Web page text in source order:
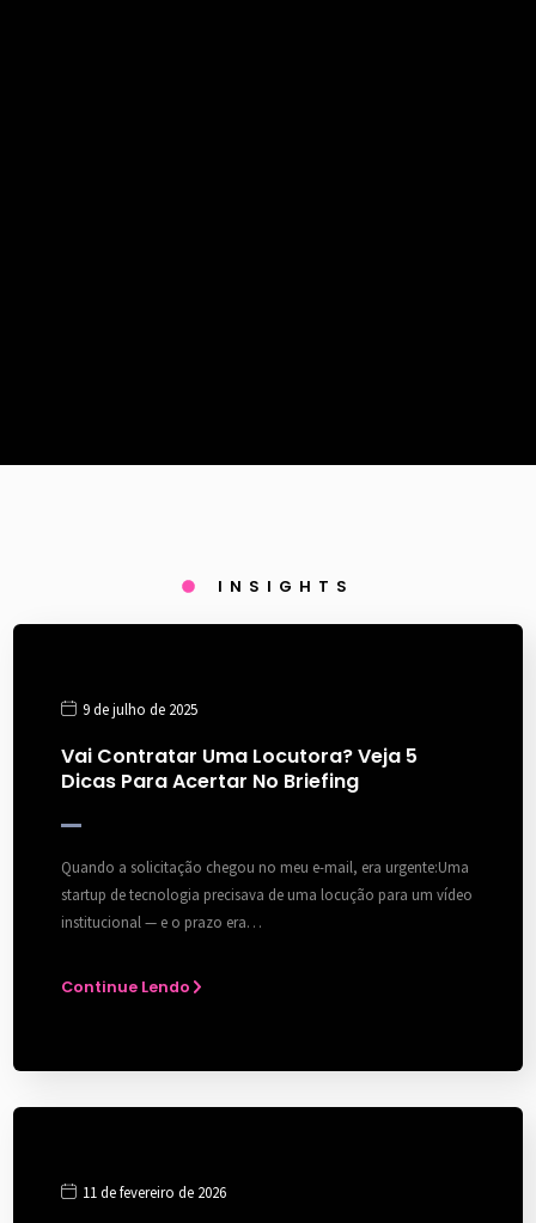
INSIGHTS
9 de julho de 2025
Vai Contratar Uma Locutora? Veja 5
Dicas Para Acertar No Briefing
Quando a solicitação chegou no meu e-mail, era urgente:Uma
startup de tecnologia precisava de uma locução para um vídeo
institucional — e o prazo era…
Continue Lendo
11 de fevereiro de 2026